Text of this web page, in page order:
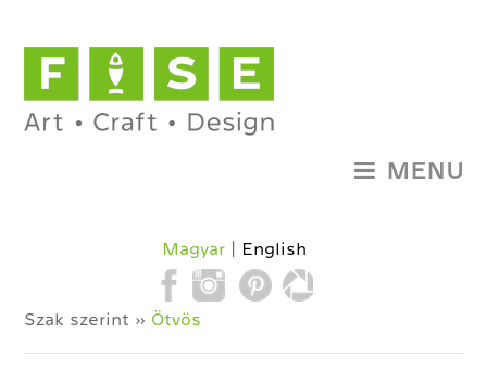
Magyar English
MENU
Szak szerint » Ötvös